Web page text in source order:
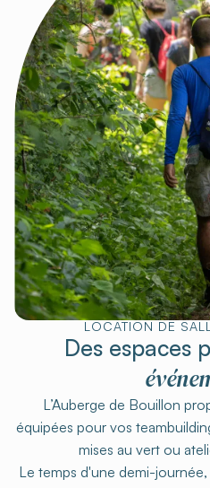
LOCATION DE
Des espaces
L’Auberge de Bouillon
équipées pour vos
mises au vert ou
Le temps d'une demi-